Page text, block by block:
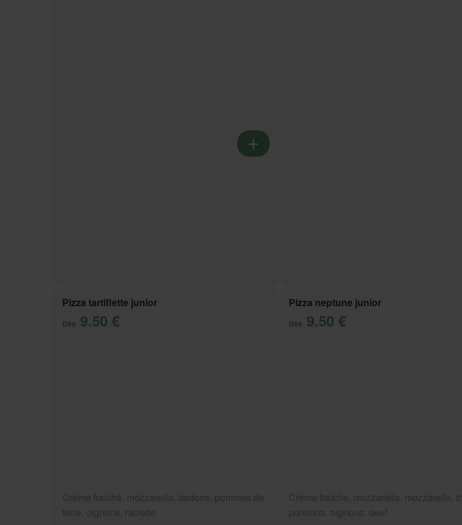
Pizza tartiflette junior
Dès 9.50 €
Pizza neptune junior
Dès 9.50 €